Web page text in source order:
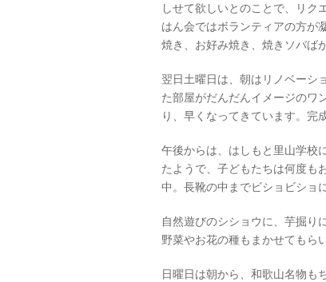
しせて欲しいとのことで、リク
はん会ではボランティアの方が
焼き、お好み焼き、焼きソバば
翌日土曜日は、朝はリノベーシ
た部屋がだんだんイメージのワ
り、早くなってきています。完
午後からは、はしもと里山学校
たようで、子どもたちは何度も
中。長靴の中までビショビショ
自然遊びのシショウに、芋掘り
野菜やお花の種もまかせてもら
日曜日は朝から、和歌山名物も